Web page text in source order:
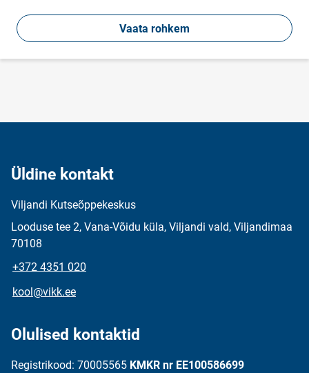
Vaata rohkem
Üldine kontakt
Viljandi Kutseõppekeskus
Looduse tee 2, Vana-Võidu küla, Viljandi vald, Viljandimaa
70108
+372 4351 020
kool@vikk.ee
Olulised kontaktid
Registrikood: 70005565 KMKR nr EE100586699